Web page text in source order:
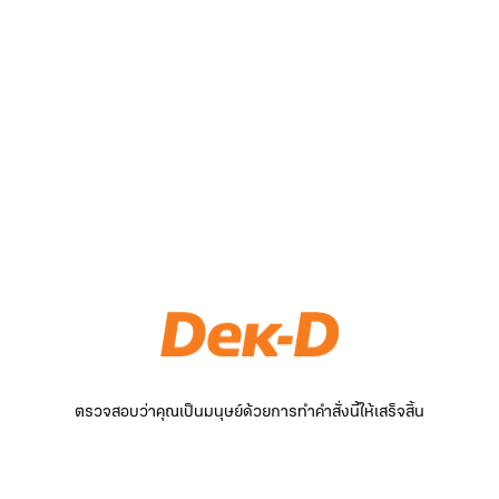
ตรวจสอบว่าคุณเป็นมนุษย์ด้วยการทำคำสั่งนี้ให้เสร็จสิ้น